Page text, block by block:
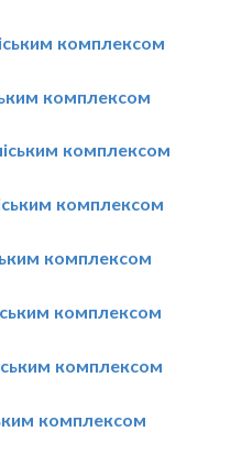
комплексом
комплексом
комплексом
комплексом
комплексом
комплексом
комплексом
комплексом